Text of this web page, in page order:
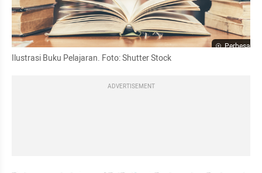
Perbesar
Ilustrasi Buku Pelajaran. Foto: Shutter Stock
ADVERTISEMENT